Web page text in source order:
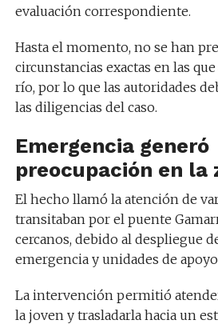
evaluación correspondiente.
Hasta el momento, no se han
circunstancias exactas en las
río, por lo que las autoridades
las diligencias del caso.
Emergencia generó
preocupación en la
El hecho llamó la atención de
transitaban por el puente
cercanos, debido al despliegue
emergencia y unidades de
La intervención permitió
la joven y trasladarla hacia un